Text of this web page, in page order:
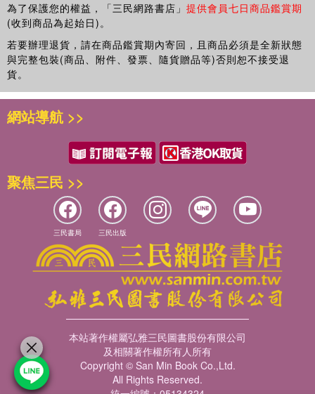
為了保護您的權益，「三民網路書店」 提供會員七日商品鑑賞期
(收到商品為起始日)。
若要辦理退貨，請在商品鑑賞期內寄回，且商品必須是全新狀態
與完整包裝(商品、附件、發票、隨貨贈品等)否則恕不接受退
貨。
網站導航 >>
聚焦三民 >>
三民書局 三民出版
本站著作權屬弘雅三民圖書股份有限公司
及相關著作權所有人所有
Copyright © San Min Book Co.,Ltd.
All Rights Reserved.